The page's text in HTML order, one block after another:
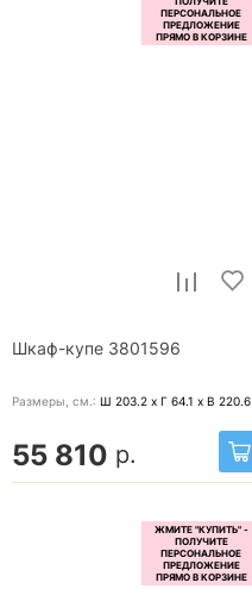
Шкаф-купе 3801596
Размеры, cм.: Ш 203.2 x Г 64.1 x В 220.6
55 810 р.